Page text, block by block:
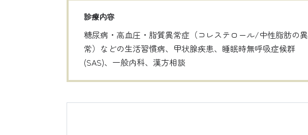
診療内容
糖尿病・高血圧・脂質異常症（コレステロール/中性脂肪の異
常）などの生活習慣病、甲状腺疾患、睡眠時無呼吸症候群
(SAS)、一般内科、漢方相談